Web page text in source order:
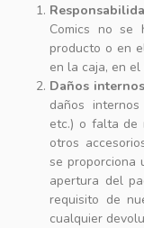
Comics no se
producto o en
en la caja, en
Daños
daños
etc.) o falta de
otros
se proporciona
apertura del
requisito de
cualquier